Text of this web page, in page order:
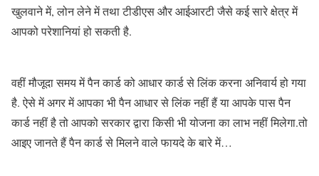
खुलवाने में, लोन लेने में तथा टीडीएस और आईआरटी जैसे कई सारे क्षेत्र में
आपको परेशानियां हो सकती है.
वहीं मौजूदा समय में पैन कार्ड को आधार कार्ड से लिंक करना अनिवार्य हो गया
है. ऐसे में अगर में आपका भी पैन आधार से लिंक नहीं हैं या आपके पास पैन
कार्ड नहीं है तो आपको सरकार द्वारा किसी भी योजना का लाभ नहीं मिलेगा.तो
आइए जानते हैं पैन कार्ड से मिलने वाले फायदे के बारे में…